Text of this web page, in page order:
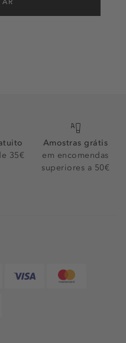
35€
Amostras grátis
em encomendas
superiores a 50€